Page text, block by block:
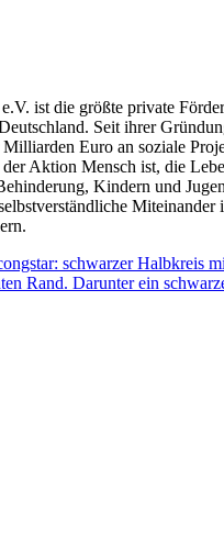
ist die größte private
Seit ihrer
Euro an soziale
Aktion Mensch ist, die
Kindern und
Miteinander